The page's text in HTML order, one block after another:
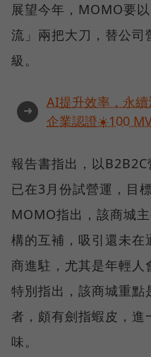
展望今年，MOMO要
流」兩把大刀，替公司
級。
➜
AI提升效率，永
企業認證☀️100
報告書指出，以
已在3月份試營運，目
MOMO指出，該商城
構的互補，吸引還未在
商進駐，尤其是年輕人
特別指出，該商城重
者，頗有劍指蝦皮，進
味。